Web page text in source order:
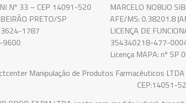
Nº 33 – CEP 14091-520
PRETO/SP
1787
9600
MARCELO NOBUO
AFE/MS: 0.38201.8
LICENÇA DE
354340218-477-
Licença MAPA: nº SP
Manipulação de Produtos Farmacêuticos
CEP:14051-